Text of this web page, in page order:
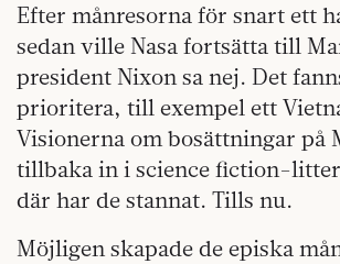
Efter månresorna för snart ett
sedan ville Nasa fortsätta till
president Nixon sa nej. Det
prioritera, till exempel ett
Visionerna om bosättningar på
tillbaka in i science fiction-
där har de stannat. Tills nu.
Möjligen skapade de episka